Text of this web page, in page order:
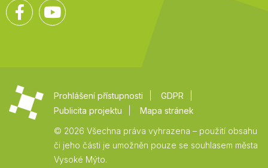
Facebook
Prohlášení přístupnosti
GDPR
Publicita projektu
Mapa stránek
© 2026 Všechna práva vyhrazena – použití obsahu
či jeho části je umožněn pouze se souhlasem města
Vysoké Mýto.